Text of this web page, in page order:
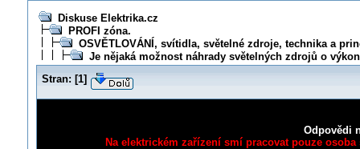
Diskuse Elektrika.cz
PROFI zóna.
OSVĚTLOVÁNÍ, svítidla, světelné zdroje, technika a
Je nějaká možnost náhrady světelných zdrojů o
Stran: [1]
Odpovědi
Na elektrickém zařízení smí pracovat pouze